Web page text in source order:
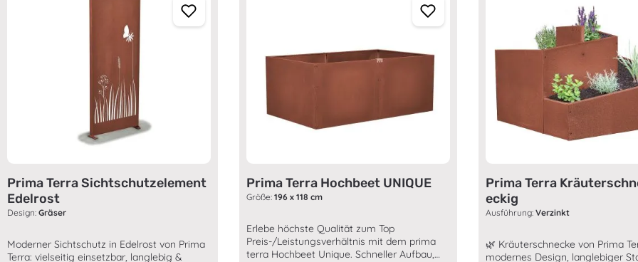
Prima Terra Sichtschutzelement
Edelrost
Design:Gräser
Moderner Sichtschutz in Edelrost von Prima
Terra: vielseitig einsetzbar, langlebig &
Prima Terra Hochbeet UNIQUE
Größe:196 x 118 cm
Erlebe höchste Qualität zum Top
Preis-/Leistungsverhältnis mit dem prima
terra Hochbeet Unique. Schneller Aufbau,
Prima Terra
eckig
Ausführung:Verzinkt
🌿 Kräuterschnecke von Prima
modernes Design, langlebiger